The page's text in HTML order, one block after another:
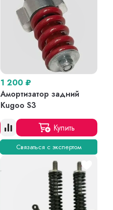
1 200 ₽
Амортизатор задний
Kugoo S3
Купить
Связаться с экспертом